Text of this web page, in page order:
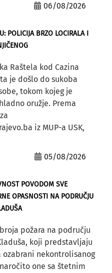
06/08/2026
POLICIJA BRZO LOCIRALA I
Raštela kod Cazina
je došlo do sukoba
tokom kojeg je
oružje. Prema
iz MUP-a USK,
05/08/2026
POVODOM SVE
OPASNOSTI NA PODRUČJU
požara na području
koji predstavljaju
ozabrani nekontrolisanog
one sa štetnim